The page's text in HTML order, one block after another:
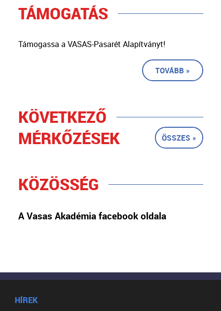
TÁMOGATÁS
Támogassa a VASAS-Pasarét Alapítványt!
TOVÁBB »
KÖVETKEZŐ
MÉRKŐZÉSEK
ÖSSZES »
KÖZÖSSÉG
A Vasas Akadémia facebook oldala
HÍREK